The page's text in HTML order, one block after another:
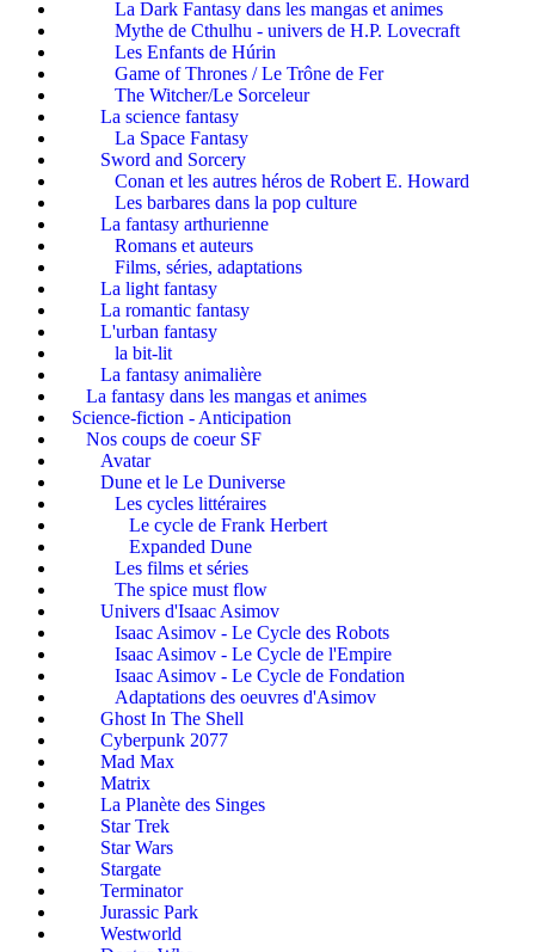
La Dark Fantasy dans les mangas et animes
Mythe de Cthulhu - univers de H.P. Lovecraft
Les Enfants de Húrin
Game of Thrones / Le Trône de Fer
The Witcher/Le Sorceleur
La science fantasy
La Space Fantasy
Sword and Sorcery
Conan et les autres héros de Robert E. Howard
Les barbares dans la pop culture
La fantasy arthurienne
Romans et auteurs
Films, séries, adaptations
La light fantasy
La romantic fantasy
L'urban fantasy
la bit-lit
La fantasy animalière
La fantasy dans les mangas et animes
Science-fiction - Anticipation
Nos coups de coeur SF
Avatar
Dune et le Le Duniverse
Les cycles littéraires
Le cycle de Frank Herbert
Expanded Dune
Les films et séries
The spice must flow
Univers d'Isaac Asimov
Isaac Asimov - Le Cycle des Robots
Isaac Asimov - Le Cycle de l'Empire
Isaac Asimov - Le Cycle de Fondation
Adaptations des oeuvres d'Asimov
Ghost In The Shell
Cyberpunk 2077
Mad Max
Matrix
La Planète des Singes
Star Trek
Star Wars
Stargate
Terminator
Jurassic Park
Westworld